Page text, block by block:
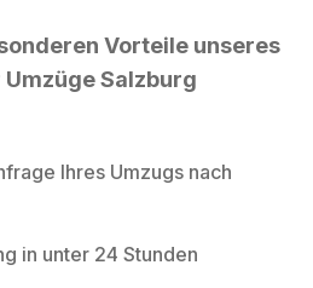
Vorteile unseres
Salzburg
Ihres Umzugs nach
in unter 24 Stunden